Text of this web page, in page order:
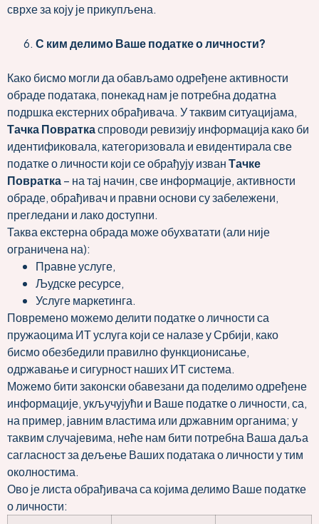
сврхе за коју је прикупљена.
С ким делимо Ваше податке о личности?
Како бисмо могли да обављамо одређене активности
обраде података, понекад нам је потребна додатна
подршка екстерних обрађивача. У таквим ситуацијама,
Тачка Повраткаспроводи ревизију информација како би
идентификовала, категоризовала и евидентирала све
податке о личности који се обрађују изванТачке
Повратка– на тај начин, све информације, активности
обраде, обрађивач и правни основи су забележени,
прегледани и лако доступни.
Таква екстерна обрада може обухватати (али није
ограничена на):
Правне услуге,
Људске ресурсе,
Услуге маркетинга.
Повремено можемо делити податке о личности са
пружаоцима ИТ услуга који се налазе у Србији, како
бисмо обезбедили правилно функционисање,
одржавање и сигурност наших ИТ система.
Можемо бити законски обавезани да поделимо одређене
информације, укључујући и Ваше податке о личности, са,
на пример, јавним властима или државним органима; у
таквим случајевима, неће нам бити потребна Ваша даља
сагласност за дељење Ваших података о личности у тим
околностима.
Ово је листа обрађивача са којима делимо Ваше податке
о личности: